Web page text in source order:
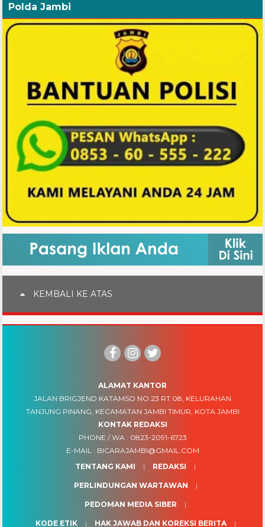
Polda Jambi
KEMBALI KE ATAS
ALAMAT KANTOR
JALAN BRIGJEND KATAMSO NO.23 RT.08, KELURAHAN
TANJUNG PINANG, KECAMATAN JAMBI TIMUR, KOTA JAMBI
KONTAK REDAKSI
PHONE / WA : 0823-2091-6723
E-MAIL : BICARAJAMBI@GMAIL.COM
TENTANG KAMI
REDAKSI
PERLINDUNGAN WARTAWAN
PEDOMAN MEDIA SIBER
KODE ETIK HAK JAWAB DAN KOREKSI BERITA